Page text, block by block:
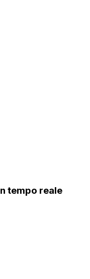
tempo reale